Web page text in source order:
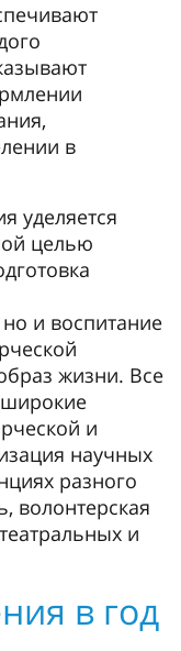
в
уделяется
целью
и воспитание
жизни. Все
и
научных
разного
волонтерская
и
в год